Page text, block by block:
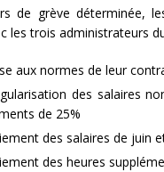
de grève déterminée,
les trois administrateurs
aux normes de leur
des salaires
de 25%
des salaires de juin
des heures